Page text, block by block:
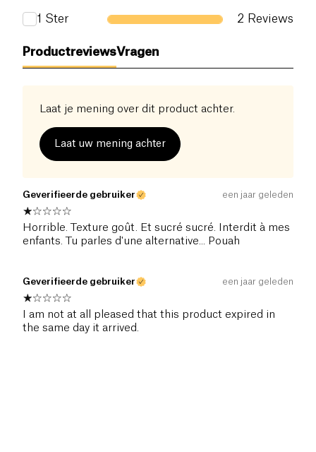
Zout (g) 0.55 g
1 Ster 2 Reviews
ProductreviewsVragen
Laat je mening over dit product achter.
Laat uw mening achter
Geverifieerde gebruiker een jaar geleden
Horrible. Texture goût. Et sucré sucré. Interdit à mes
enfants. Tu parles d'une alternative... Pouah
Geverifieerde gebruiker een jaar geleden
I am not at all pleased that this product expired in
the same day it arrived.